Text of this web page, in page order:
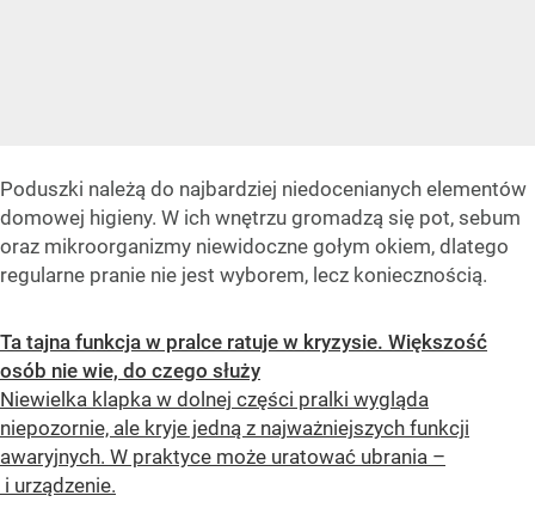
Poduszki należą do najbardziej niedocenianych elementów
domowej higieny. W ich wnętrzu gromadzą się pot, sebum
oraz mikroorganizmy niewidoczne gołym okiem, dlatego
regularne pranie nie jest wyborem, lecz koniecznością.
Ta tajna funkcja w pralce ratuje w kryzysie. Większość
osób nie wie, do czego służy
Niewielka klapka w dolnej części pralki wygląda
niepozornie, ale kryje jedną z najważniejszych funkcji
awaryjnych. W praktyce może uratować ubrania –
i urządzenie.